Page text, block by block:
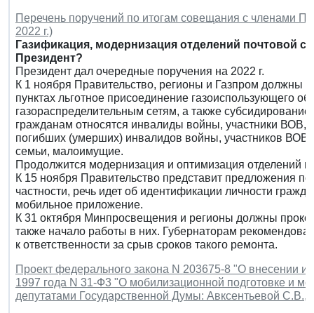
Перечень поручений по итогам совещания с членами
2022 г.)
Газификация, модернизация отделений почтовой
Президент?
Президент дал очередные поручения на 2022 г.
К 1 ноября Правительство, регионы и Газпром должны
пунктах льготное присоединение газоиспользующего
газораспределительным сетям, а также
гражданам относятся инвалиды войны, участники
погибших (умерших) инвалидов войны, участников
семьи, малоимущие.
Продолжится модернизация и оптимизация отделений
К 15 ноября Правительство представит предложения
частности, речь идет об идентификации личности
мобильное приложение.
К 31 октября Минпросвещения и регионы должны
также начало работы в них. Губернаторам
к ответственности за срыв сроков такого ремонта.
Проект федерального закона N 203675-8 "О внесении
1997 года N 31-Ф3 "О мобилизационной подготовке и
депутатами Государственной Думы: Авксентьевой